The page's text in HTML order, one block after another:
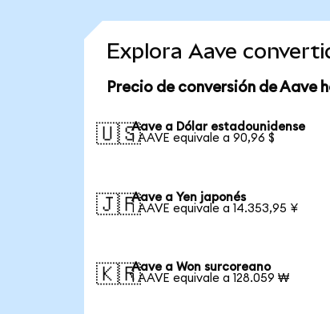
Explora Aave
Precio de conversión de Aave
🇺🇸Aave a Dólar estadounidense
1 AAVE equivale a 90,96 $
🇯🇵Aave a Yen japonés
1 AAVE equivale a 14.353,95 ¥
🇰🇷Aave a Won surcoreano
1 AAVE equivale a 128.059 ₩